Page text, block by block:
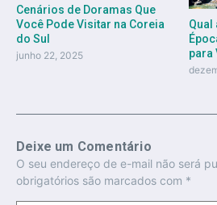
Cenários de Doramas Que
Você Pode Visitar na Coreia
do Sul
junho 22, 2025
Qual
para
Deixe um Comentário
O seu endereço de e-mail não será
obrigatórios são marcados com *